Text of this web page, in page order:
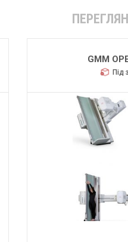
GMM
Під